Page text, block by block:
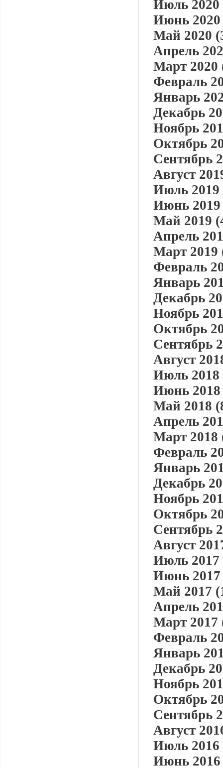
Июль 2020
Июнь 2020
Май 2020
Апрель
Март 2020
Февраль
Январь
Декабрь
Ноябрь
Октябрь
Сентябрь
Август
Июль 2019
Июнь 2019
Май 2019
Апрель
Март 2019
Февраль
Январь
Декабрь
Ноябрь
Октябрь
Сентябрь
Август
Июль 2018
Июнь 2018
Май 2018
Апрель
Март 2018
Февраль
Январь
Декабрь
Ноябрь
Октябрь
Сентябрь
Август
Июль 2017
Июнь 2017
Май 2017
Апрель
Март 2017
Февраль
Январь
Декабрь
Ноябрь
Октябрь
Сентябрь
Август
Июль 2016
Июнь 2016